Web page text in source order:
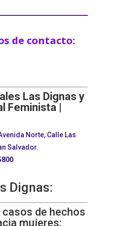
de contacto:
Las Dignas y
Feminista |
Norte, Calle Las
Salvador.
Dignas:
de hechos
mujeres: